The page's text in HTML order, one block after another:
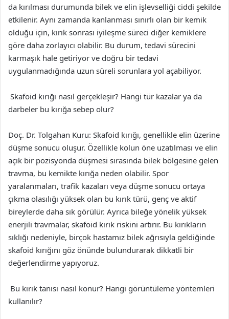
da kırılması durumunda bilek ve elin işlevselliği ciddi şekilde
etkilenir. Aynı zamanda kanlanması sınırlı olan bir kemik
olduğu için, kırık sonrası iyileşme süreci diğer kemiklere
göre daha zorlayıcı olabilir. Bu durum, tedavi sürecini
karmaşık hale getiriyor ve doğru bir tedavi
uygulanmadığında uzun süreli sorunlara yol açabiliyor.
Skafoid kırığı nasıl gerçekleşir? Hangi tür kazalar ya da
darbeler bu kırığa sebep olur?
Doç. Dr. Tolgahan Kuru: Skafoid kırığı, genellikle elin üzerine
düşme sonucu oluşur. Özellikle kolun öne uzatılması ve elin
açık bir pozisyonda düşmesi sırasında bilek bölgesine gelen
travma, bu kemikte kırığa neden olabilir. Spor
yaralanmaları, trafik kazaları veya düşme sonucu ortaya
çıkma olasılığı yüksek olan bu kırık türü, genç ve aktif
bireylerde daha sık görülür. Ayrıca bileğe yönelik yüksek
enerjili travmalar, skafoid kırık riskini artırır. Bu kırıkların
sıklığı nedeniyle, birçok hastamız bilek ağrısıyla geldiğinde
skafoid kırığını göz önünde bulundurarak dikkatli bir
değerlendirme yapıyoruz.
Bu kırık tanısı nasıl konur? Hangi görüntüleme yöntemleri
kullanılır?